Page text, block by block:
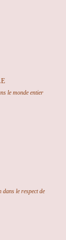
le monde entier
le respect de